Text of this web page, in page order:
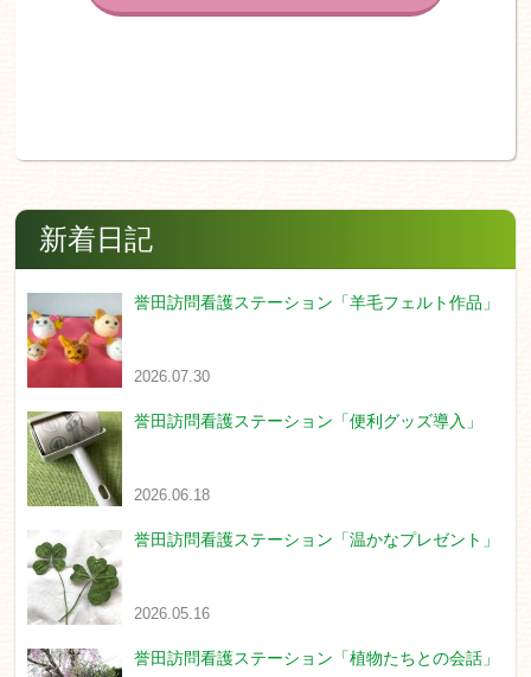
新着日記
誉田訪問看護ステーション「羊毛フェルト作品」
2026.07.30
誉田訪問看護ステーション「便利グッズ導入」
2026.06.18
誉田訪問看護ステーション「温かなプレゼント」
2026.05.16
誉田訪問看護ステーション「植物たちとの会話」